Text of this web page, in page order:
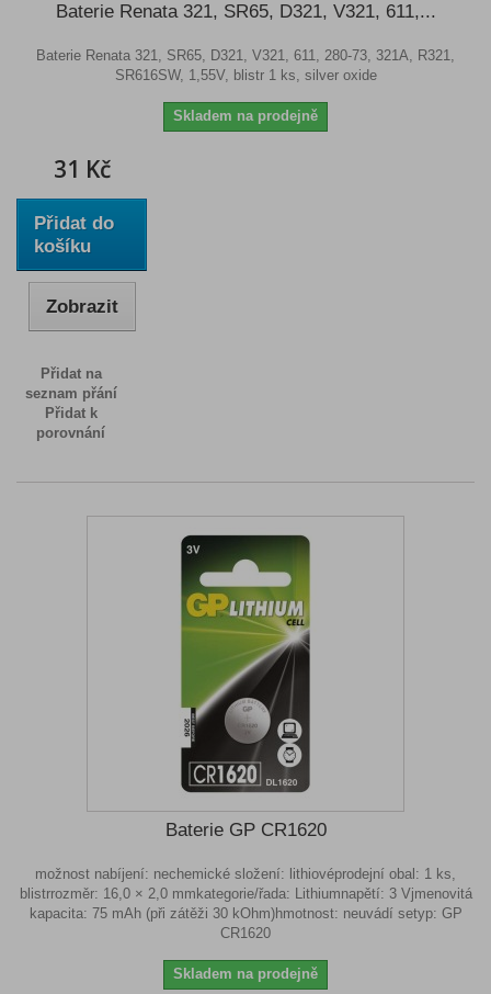
Baterie Renata 321, SR65, D321, V321, 611,...
Baterie Renata 321, SR65, D321, V321, 611, 280-73, 321A, R321,
SR616SW, 1,55V, blistr 1 ks, silver oxide
Skladem na prodejně
31 Kč
Přidat do
košíku
Zobrazit
Přidat na
seznam přání
Přidat k
porovnání
Baterie GP CR1620
možnost nabíjení: nechemické složení: lithiovéprodejní obal: 1 ks,
blistrrozměr: 16,0 × 2,0 mmkategorie/řada: Lithiumnapětí: 3 Vjmenovitá
kapacita: 75 mAh (při zátěži 30 kOhm)hmotnost: neuvádí setyp: GP
CR1620
Skladem na prodejně